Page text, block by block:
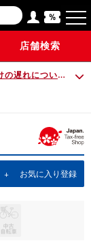
店舗検索
令和8年熊本地震の影響による商品のお届けの遅れについて （7月30日 10:00時点）
お気に入り登録